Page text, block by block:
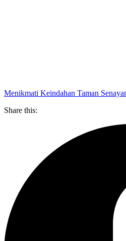
Menikmati Keindahan Taman
Share this: